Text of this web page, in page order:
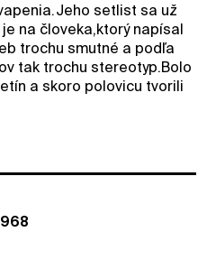
setlist sa už
na človeka,ktorý napísal
trochu smutné a podľa
tak trochu stereotyp.Bolo
a skoro polovicu tvorili